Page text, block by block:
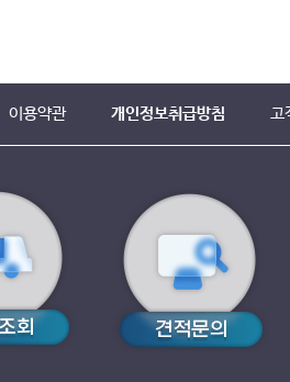
이용약관 개인정보취급방침 고